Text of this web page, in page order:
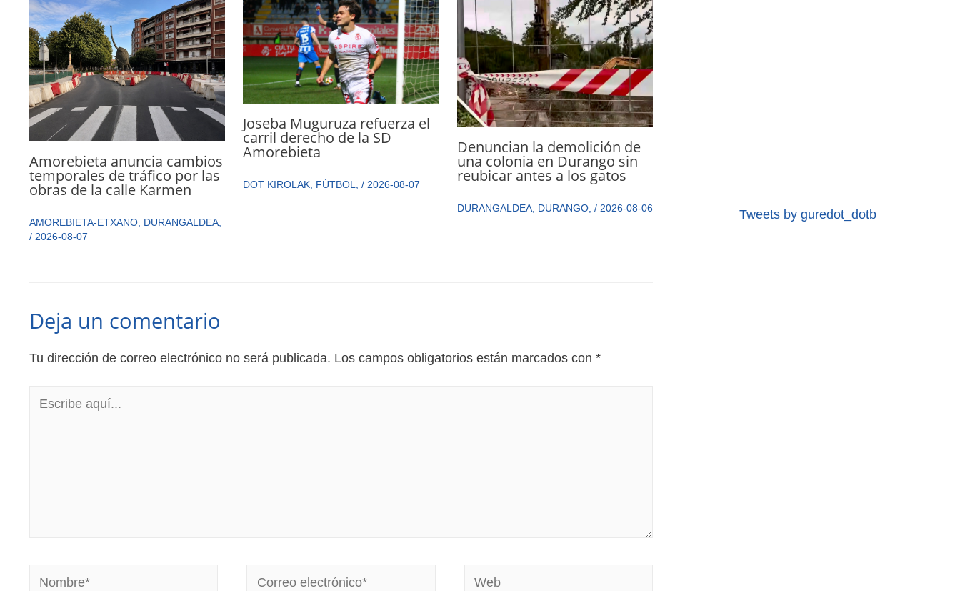
Amorebieta anuncia cambios
temporales de tráfico por las
obras de la calle Karmen
AMOREBIETA-ETXANO, DURANGALDEA,
/ 2026-08-07
Joseba Muguruza refuerza el
carril derecho de la SD
Amorebieta
DOT KIROLAK, FÚTBOL,/2026-08-07
Denuncian la demolición de
una colonia en Durango sin
reubicar antes a los gatos
DURANGALDEA, DURANGO, / 2026-08-06
Deja un comentario
Tu dirección de correo electrónico no será publicada. Los campos obligatorios están marcados con *
Tweets by guredot_dotb